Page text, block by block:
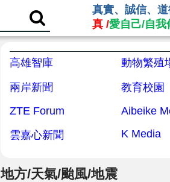
真實、誠信、
真 /愛自己/自我
高雄智庫 動物繁殖
兩岸新聞 教育校園
ZTE Forum
雲嘉心新聞
K Media
地方/天氣/颱風/地震